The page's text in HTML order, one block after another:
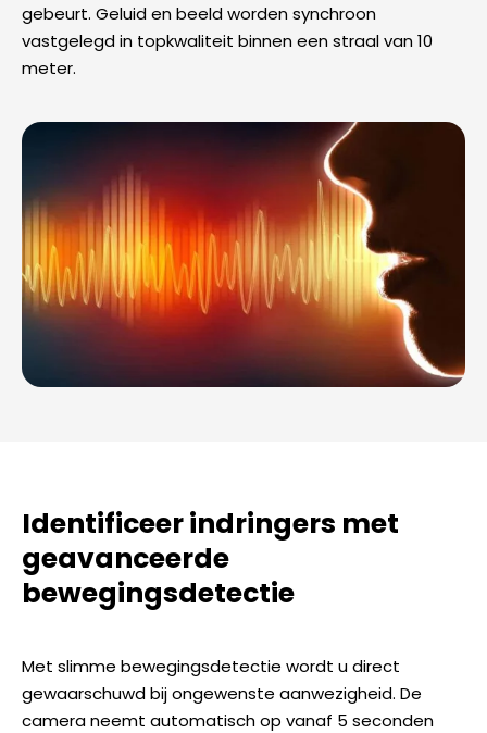
gebeurt. Geluid en beeld worden synchroon
vastgelegd in topkwaliteit binnen een straal van 10
meter.
Identificeer indringers met
geavanceerde
bewegingsdetectie
Met slimme bewegingsdetectie wordt u direct
gewaarschuwd bij ongewenste aanwezigheid. De
camera neemt automatisch op vanaf 5 seconden